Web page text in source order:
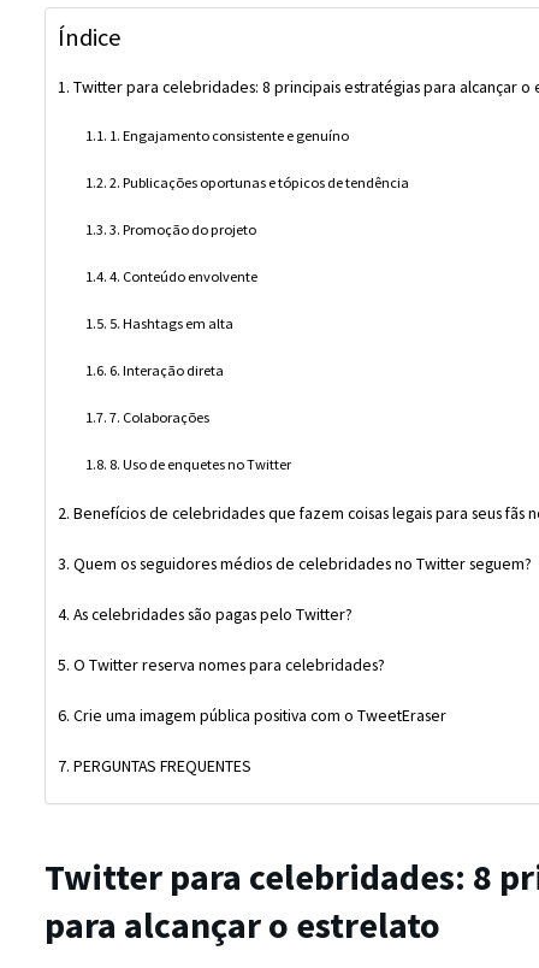
Índice
Twitter para celebridades: 8 principais estratégias para alcançar o
1. Engajamento consistente e genuíno
2. Publicações oportunas e tópicos de tendência
3. Promoção do projeto
4. Conteúdo envolvente
5. Hashtags em alta
6. Interação direta
7. Colaborações
8. Uso de enquetes no Twitter
Benefícios de celebridades que fazem coisas legais para seus fãs
Quem os seguidores médios de celebridades no Twitter seguem?
As celebridades são pagas pelo Twitter?
O Twitter reserva nomes para celebridades?
Crie uma imagem pública positiva com o TweetEraser
PERGUNTAS FREQUENTES
Twitter para celebridades: 8
para alcançar o estrelato